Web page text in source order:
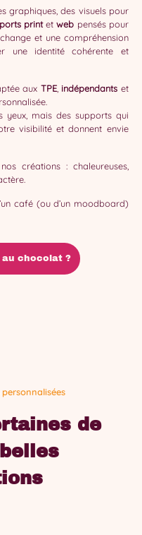
graphiques, des visuels pour
printetweb pensés pour
et une compréhension
une identité cohérente et
aux TPE, indépendants et
yeux, mais des supports qui
visibilité et donnent envie
créations : chaleureuses,
café (ou d’un moodboard)
chocolat ?
de